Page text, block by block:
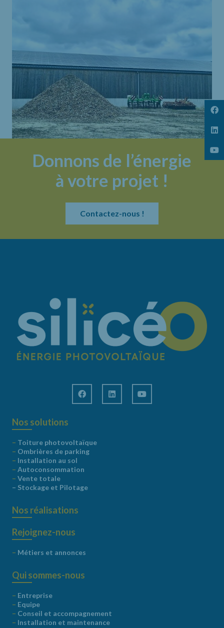
Donnons de l’énergie
à votre projet !
Contactez-nous !
Nos solutions
– Toiture photovoltaïque
– Ombrières de parking
– Installation au sol
– Autoconsommation
– Vente totale
– Stockage et Pilotage
Nos réalisations
Rejoignez-nous
– Métiers et annonces
Qui sommes-nous
– Entreprise
– Equipe
– Conseil et accompagnement
– Installation et maintenance